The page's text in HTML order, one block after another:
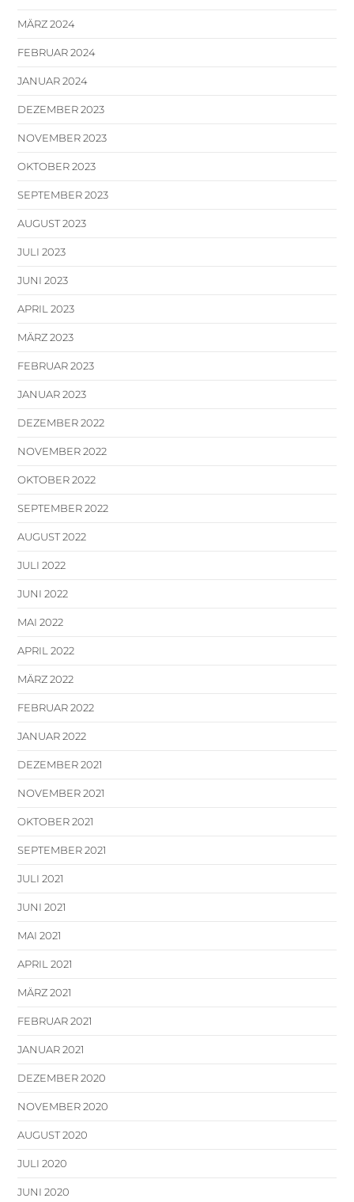
MÄRZ 2024
FEBRUAR 2024
JANUAR 2024
DEZEMBER 2023
NOVEMBER 2023
OKTOBER 2023
SEPTEMBER 2023
AUGUST 2023
JULI 2023
JUNI 2023
APRIL 2023
MÄRZ 2023
FEBRUAR 2023
JANUAR 2023
DEZEMBER 2022
NOVEMBER 2022
OKTOBER 2022
SEPTEMBER 2022
AUGUST 2022
JULI 2022
JUNI 2022
MAI 2022
APRIL 2022
MÄRZ 2022
FEBRUAR 2022
JANUAR 2022
DEZEMBER 2021
NOVEMBER 2021
OKTOBER 2021
SEPTEMBER 2021
JULI 2021
JUNI 2021
MAI 2021
APRIL 2021
MÄRZ 2021
FEBRUAR 2021
JANUAR 2021
DEZEMBER 2020
NOVEMBER 2020
AUGUST 2020
JULI 2020
JUNI 2020